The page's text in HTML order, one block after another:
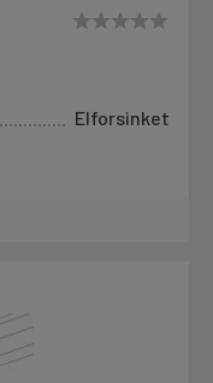
Elforsinket